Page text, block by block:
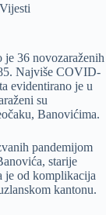
Vijesti
36 novozaraženih
Najviše COVID-
evidentirano je u
su
Banovićima.
pandemijom
starije
je od komplikacija
kantonu.